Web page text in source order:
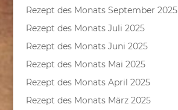
Rezept des Monats September 2025
Rezept des Monats Juli 2025
Rezept des Monats Juni 2025
Rezept des Monats Mai 2025
Rezept des Monats April 2025
Rezept des Monats März 2025